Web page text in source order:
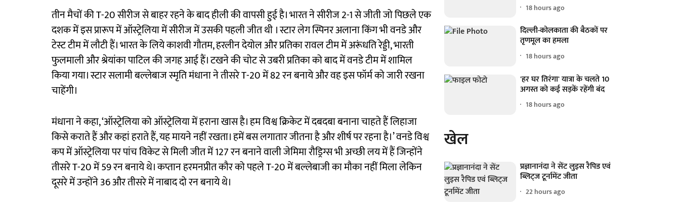
तीन मैचों की T-20 सीरीज से बाहर रहने के बाद हीली की वापसी हुई है। भारत ने सीरीज 2-1 से जीती जो पिछले एक
दशक में इस प्रारूप में ऑस्ट्रेलिया में सीरीज में उसकी पहली जीत थी । स्टार लेग स्पिनर अलाना किंग भी वनडे और
टेस्ट टीम में लौटी हैं। भारत के लिये काशवी गौतम, हरलीन देयोल और प्रतिका रावल टीम में अरूंधति रेड्डी, भारती
फुलमाली और श्रेयांका पाटिल की जगह आई हैं। टखने की चोट से उबरी प्रतिका को बाद में वनडे टीम में शामिल
किया गया। स्टार सलामी बल्लेबाज स्मृति मंधाना ने तीसरे T-20 में 82 रन बनाये और वह इस फॉर्म को जारी रखना
चाहेंगी।
मंधाना ने कहा, ‘ऑस्ट्रेलिया को ऑस्ट्रेलिया में हराना खास है। हम विश्व क्रिकेट में दबदबा बनाना चाहते हैं लिहाजा
किसे कराते हैं और कहां हराते हैं, यह मायने नहीं रखता। हमें बस लगातार जीतना है और शीर्ष पर रहना है।’ वनडे विश्व
कप में ऑस्ट्रेलिया पर पांच विकेट से मिली जीत में 127 रन बनाने वाली जेमिमा रौड्रिग्स भी अच्छी लय में हैं जिन्होंने
तीसरे T-20 में 59 रन बनाये थे। कप्तान हरमनप्रीत कौर को पहले T-20 में बल्लेबाजी का मौका नहीं मिला लेकिन
दूसरे में उन्होंने 36 और तीसरे में नाबाद दो रन बनाये थे।
18 hours ago
दिल्ली-कोलकाता की बैठकों पर
तृणमूल का हमला
18 hours ago
'हर घर तिरंगा' यात्रा के चलते 10
अगस्त को कई सड़कें रहेंगी बंद
18 hours ago
खेल
प्रज्ञानानंदा ने सेंट लुइस रैपिड एवं
ब्लिट्ज टूर्नामेंट जीता
22 hours ago